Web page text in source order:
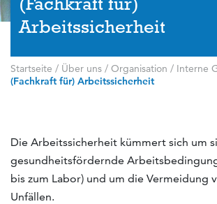
Arbeitssicherheit
Startseite / Über uns / Organisation / Interne
(Fachkraft für) Arbeitssicherheit
Die Arbeitssicherheit kümmert sich um
gesundheitsfördernde
bis zum Labor) und um die Vermeidung
Unfällen.